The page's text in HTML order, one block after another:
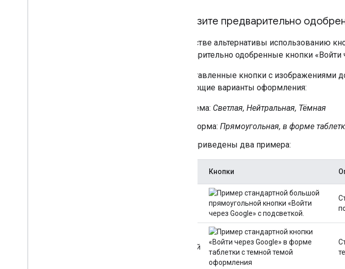
Загрузите предварительно
В качестве альтернативы использованию
предварительно одобренные кнопки
Представленные кнопки с
следующие варианты оформления:
Тема: Светлая, Нейтральная, Тёмная
Форма: Прямоугольная, в форме
Ниже приведены два примера:
Кнопки
Темный